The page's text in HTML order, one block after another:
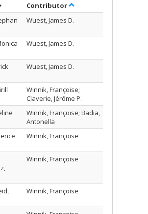
by author in descending order
Contributorby contributor in
Wuest, James D.
Wuest, James D.
Wuest, James D.
Winnik, Françoise;
Claverie, Jérôme P.
Winnik, Françoise; Badia,
Antonella
Winnik, Françoise
Winnik, Françoise
Winnik, Françoise